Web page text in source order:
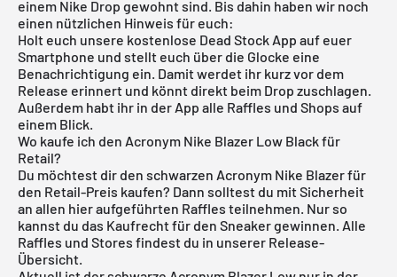
einem Nike Drop gewohnt sind. Bis dahin haben wir noch
einen nützlichen Hinweis für euch:
Holt euch unsere kostenlose Dead Stock App auf euer
Smartphone und stellt euch über die Glocke eine
Benachrichtigung ein. Damit werdet ihr kurz vor dem
Release erinnert und könnt direkt beim Drop zuschlagen.
Außerdem habt ihr in der App alle Raffles und Shops auf
einem Blick.
Wo kaufe ich den Acronym Nike Blazer Low Black für
Retail?
Du möchtest dir den schwarzen Acronym Nike Blazerfür
den Retail-Preis kaufen? Dann solltest du mit Sicherheit
an allen hier aufgeführten Raffles teilnehmen. Nur so
kannst du das Kaufrecht für den Sneaker gewinnen. Alle
Raffles und Stores findest du in unserer Release-
Übersicht.